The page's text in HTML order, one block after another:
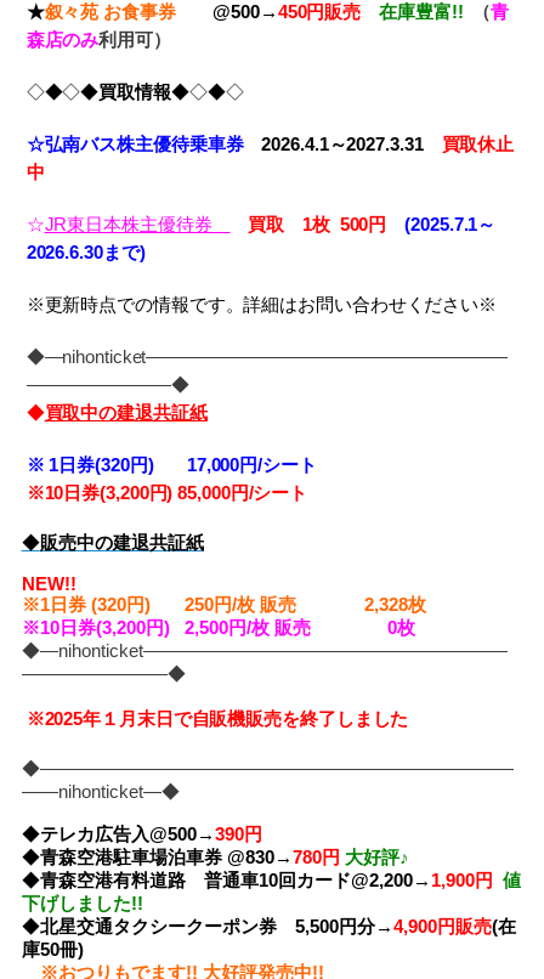
★叙々苑 お食事券 @500→450円販売 在庫豊富!! （青
森店のみ利用可）
◇◆◇◆買取情報◆◇◆◇
☆弘南バス株主優待乗車券 2026.4.1～2027.3.31 買取休止
中
☆JR東日本株主優待券 買取 1枚 500円(2025.7.1～
2026.6.30まで)
※更新時点での情報です。詳細はお問い合わせください※
◆―nihonticket――――――――――――――――――――
――――――――◆
◆買取中の建退共証紙
※ 1日券(320円) 17,000円/シート
※10 日券(3,200円) 85,000円/シート
◆販売中の建退共証紙
NEW!!
※1日券 (320円) 250円/枚 販売 2,328枚
※10日券(3,200円) 2,500円/枚 販売 0枚
◆―nihonticket――――――――――――――――――――
――――――――◆
※2025年１月末日で自販機販売を終了しました
◆――――――――――――――――――――――――――
――nihonticket―◆
◆テレカ広告入@500→390円
◆青森空港駐車場泊車券 @830→780円 大好評♪
◆青森空港有料道路 普通車10回カード@2,200→ 1,900円
値
下げしました!!
◆北星交通タクシークーポン券 5,500円分→4,900円販売(在
庫50冊)
※おつりもでます!! 大好評発売中!!